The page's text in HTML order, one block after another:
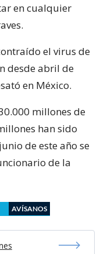
en cualquier
el virus de
desde abril de
en México.
millones de
han sido
de este año se
de la
AVÍSANOS